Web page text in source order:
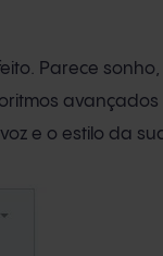
Parece
e o estilo da